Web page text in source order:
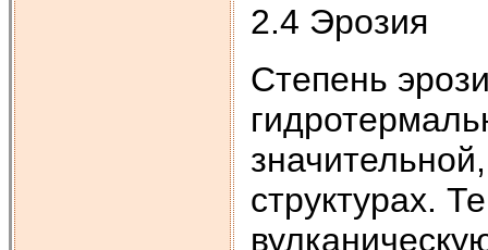
2.4 Эрозия
Степень
структурах.